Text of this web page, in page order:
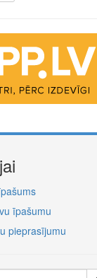
is rapidly
fast swaps, and
īpašumu
pieprasījumu